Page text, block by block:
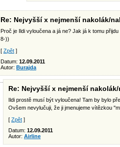
Re: Nejvyšší x nejmenší nakolák/
Proč je Ildi vyloučena a já ne? Jak já k tomu
8-))
[ Zpět ]
Datum: 12.09.2011
Autor: Burajda
Re: Nejvyšší x nejmenší
Ildi prostě musí být vyloučena! Tam by bylo
Ovšem nevylučuji, že ji jmenujeme vítězkou
[ Zpět ]
Datum: 12.09.2011
Autor: Airline